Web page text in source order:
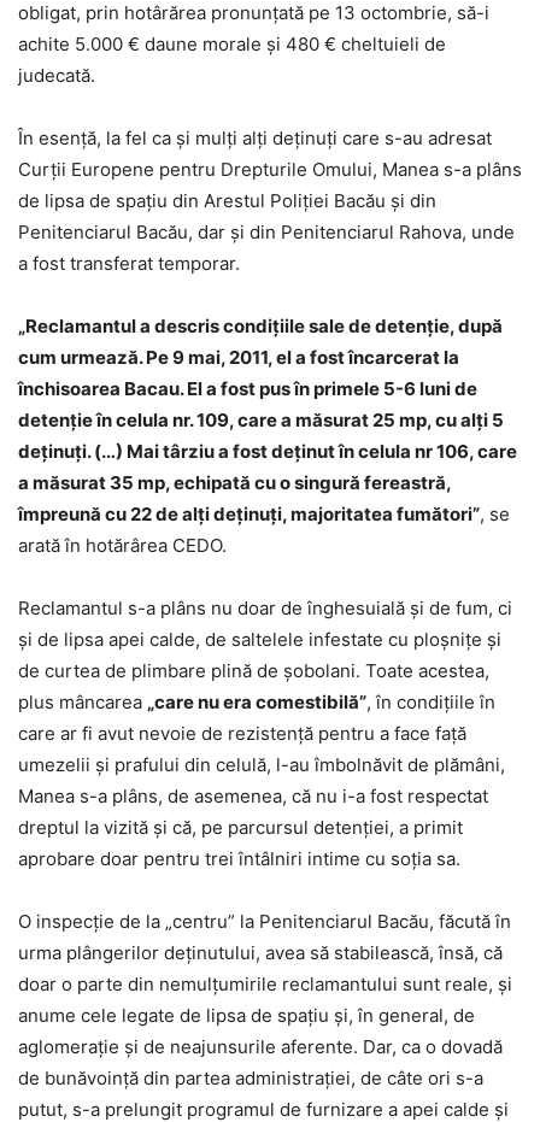
obligat, prin hotârărea pronunţată pe 13 octombrie, să-i
achite 5.000 € daune morale şi 480 € cheltuieli de
judecată.
În esenţă, la fel ca şi mulţi alţi deţinuţi care s-au adresat
Curţii Europene pentru Drepturile Omului, Manea s-a plâns
de lipsa de spaţiu din Arestul Poliţiei Bacău şi din
Penitenciarul Bacău, dar şi din Penitenciarul Rahova, unde
a fost transferat temporar.
„Reclamantul a descris condițiile sale de detenție, după
cum urmează. Pe 9 mai, 2011, el a fost încarcerat la
închisoarea Bacau. El a fost pus în primele 5-6 luni de
detenție în celula nr. 109, care a măsurat 25 mp, cu alţi 5
deținuți. (…) Mai târziu a fost deținut în celula nr 106, care
a măsurat 35 mp, echipată cu o singură fereastră,
împreună cu 22 de alţi deţinuţi, majoritatea fumători”, se
arată în hotărârea CEDO.
Reclamantul s-a plâns nu doar de înghesuială şi de fum, ci
şi de lipsa apei calde, de saltelele infestate cu ploşniţe şi
de curtea de plimbare plină de şobolani. Toate acestea,
plus mâncarea „care nu era comestibilă”, în condiţiile în
care ar fi avut nevoie de rezistenţă pentru a face faţă
umezelii şi prafului din celulă, l-au îmbolnăvit de plămâni,
Manea s-a plâns, de asemenea, că nu i-a fost respectat
dreptul la vizită şi că, pe parcursul detenţiei, a primit
aprobare doar pentru trei întâlniri intime cu soţia sa.
O inspecţie de la „centru” la Penitenciarul Bacău, făcută în
urma plângerilor deţinutului, avea să stabilească, însă, că
doar o parte din nemulţumirile reclamantului sunt reale, şi
anume cele legate de lipsa de spaţiu şi, în general, de
aglomeraţie şi de neajunsurile aferente. Dar, ca o dovadă
de bunăvoinţă din partea administraţiei, de câte ori s-a
putut, s-a prelungit programul de furnizare a apei calde şi